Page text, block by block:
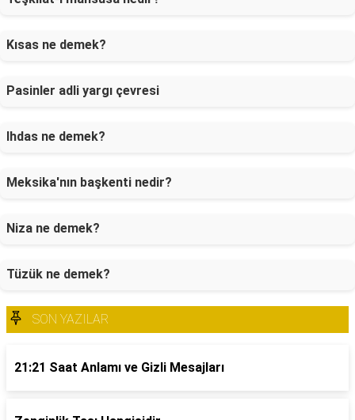
Kısas ne demek?
Pasinler adli yargı çevresi
Ihdas ne demek?
Meksika'nın başkenti nedir?
Niza ne demek?
Tüzük ne demek?
SON YAZILAR
21:21 Saat Anlamı ve Gizli Mesajları